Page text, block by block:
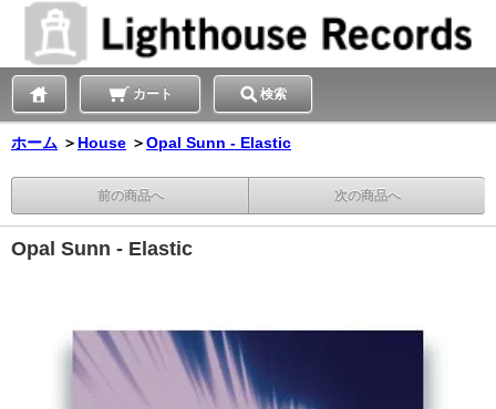
カート 検索
ホーム ＞ House ＞Opal Sunn - Elastic
前の商品へ 次の商品へ
Opal Sunn - Elastic